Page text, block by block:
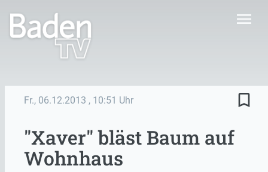
menu
Fr., 06.12.2013 , 10:51 Uhr bookmark_border
"Xaver" bläst Baum auf
Wohnhaus